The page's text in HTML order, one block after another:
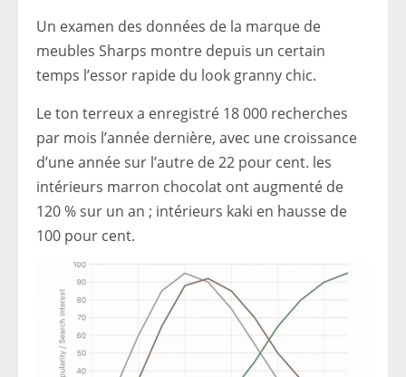
Un examen des données de la marque de
meubles Sharps montre depuis un certain
temps l’essor rapide du look granny chic.
Le ton terreux a enregistré 18 000 recherches
par mois l’année dernière, avec une croissance
d’une année sur l’autre de 22 pour cent. les
intérieurs marron chocolat ont augmenté de
120 % sur un an ; intérieurs kaki en hausse de
100 pour cent.